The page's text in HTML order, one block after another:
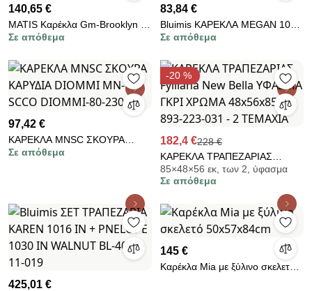
140,65 €
MATIS Καρέκλα Gm-Brooklyn 1
MatisGm-Brooklyn 1
Σε απόθεμα
83,84 €
Bluimis ΚΑΡΕΚΛΑ MEGAN 1017
IN WALNUT BL-400-01-008
Σε απόθεμα
97,42 €
ΚΑΡΕΚΛΑ MNSC ΣΚΟΥΡΑ
ΚΑΡΥΔΙΑ DIOMMI MN-SCCO
Σε απόθεμα
-20 %
182,4 €228 €
ΚΑΡΕΚΛΑ ΤΡΑΠΕΖΑΡΙΑΣ
Fylliana New Bella ΥΦΑΣΜΑ
ΓΚΡΙ ΧΡΩΜΑ 48x56x85εκ 893-
85×48×56 εκ, των 2, ύφασμα
Σε απόθεμα
425,01 €
145 €
Καρέκλα Mia με ξύλινο σκελετό